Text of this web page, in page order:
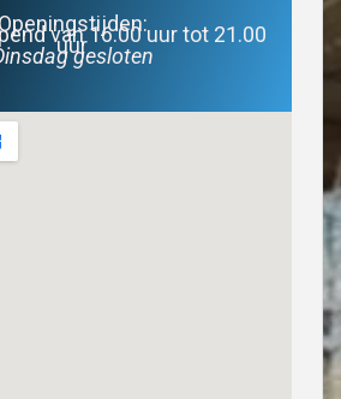
Openingstijden:
van 16.00 uur tot 21.00
uurgesloten